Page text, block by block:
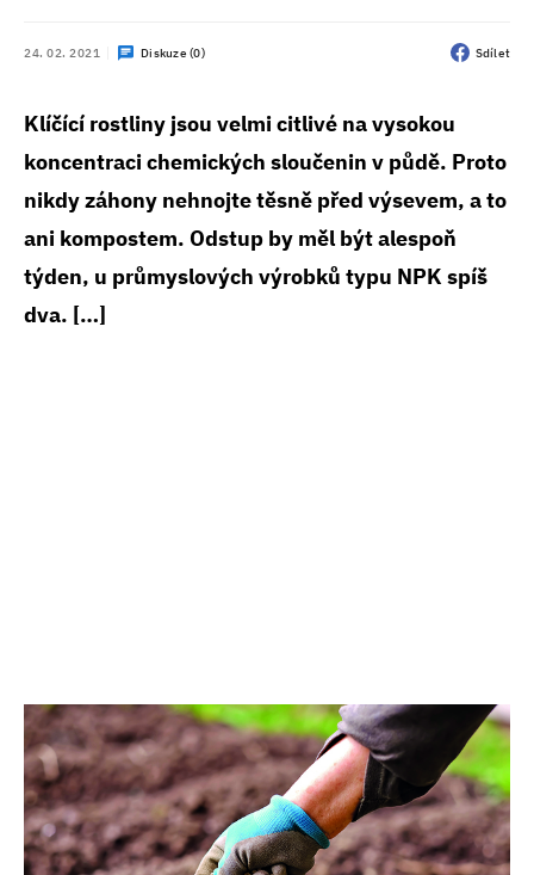
24. 02. 2021 Diskuze (0) Sdílet
Klíčící rostliny jsou velmi citlivé na vysokou
koncentraci chemických sloučenin v půdě. Proto
nikdy záhony nehnojte těsně před výsevem, a to
ani kompostem. Odstup by měl být alespoň
týden, u průmyslových výrobků typu NPK spíš
dva. […]